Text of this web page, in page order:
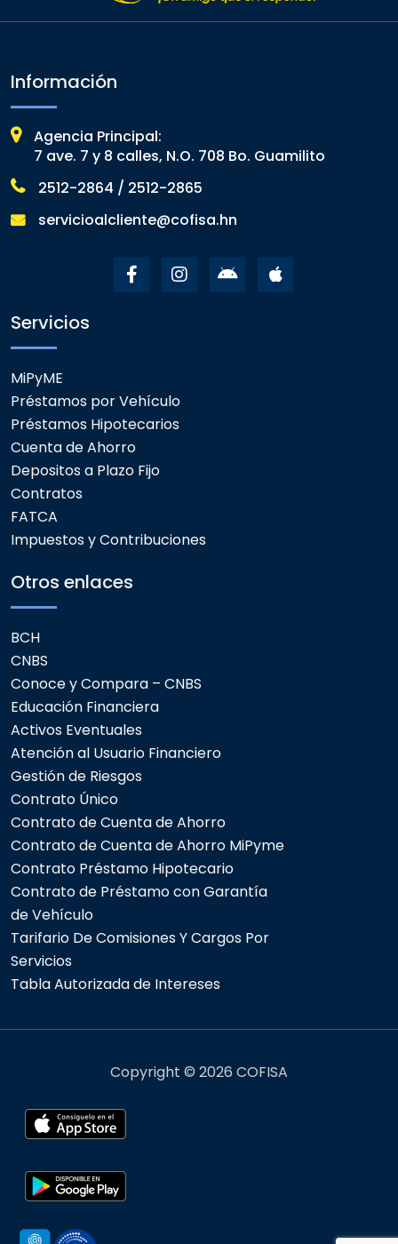
Información
Agencia Principal:
7 ave. 7 y 8 calles, N.O. 708 Bo. Guamilito
2512-2864 / 2512-2865
servicioalcliente@cofisa.hn
Servicios
MiPyME
Préstamos por Vehículo
Préstamos Hipotecarios
Cuenta de Ahorro
Depositos a Plazo Fijo
Contratos
FATCA
Impuestos y Contribuciones
Otros enlaces
BCH
CNBS
Conoce y Compara – CNBS
Educación Financiera
Activos Eventuales
Atención al Usuario Financiero
Gestión de Riesgos
Contrato Único
Contrato de Cuenta de Ahorro
Contrato de Cuenta de Ahorro MiPyme
Contrato Préstamo Hipotecario
Contrato de Préstamo con Garantía
de Vehículo
Tarifario De Comisiones Y Cargos Por
Servicios
Tabla Autorizada de Intereses
Copyright © 2026 COFISA